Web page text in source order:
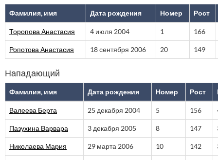
Фамилия, имя Дата рождения Номер Рост
Торопова Анастасия 4 июля 2004 1 166
Ропотова Анастасия 18 сентября 2006 20 149
Нападающий
Фамилия, имя Дата рождения Номер Рост
Валеева Берта 25 декабря 2004 5 156
Пазухина Варвара 3 декабря 2005 8 147
Николаева Мария 29 марта 2006 10 142